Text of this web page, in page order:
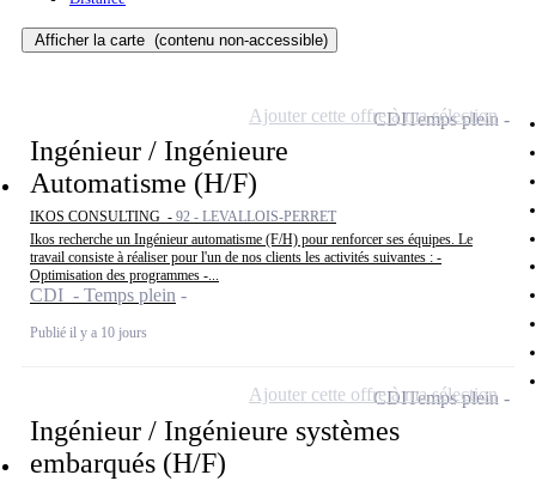
Afficher la carte (contenu non-accessible)
Ingénieur / Ingénieure
Automatisme (H/F)
IKOS CONSULTING - 92 - LEVALLOIS-PERRET
Ikos recherche un Ingénieur automatisme (F/H) pour renforcer ses équipes. Le
travail consiste à réaliser pour l'un de nos clients les activités suivantes : -
Optimisation des programmes -...
CDI - Temps plein
Publié il y a 10 jours
CDITemps plein
Ajouter cette offre à ma sélection
Ingénieur / Ingénieure systèmes
embarqués (H/F)
CDITemps plein
Ajouter cette offre à ma sélection